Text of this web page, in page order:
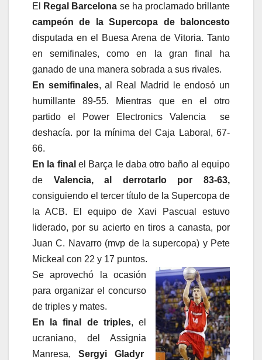
El Regal Barcelona se ha proclamado brillante
campeón de la Supercopa de baloncesto
disputada en el Buesa Arena de Vitoria. Tanto
en semifinales, como en la gran final ha
ganado de una manera sobrada a sus rivales.
En semifinales, al Real Madrid le endosó un
humillante 89-55. Mientras que en el otro
partido el Power Electronics Valencia se
deshacía. por la mínima del Caja Laboral, 67-
66.
En la final el Barça le daba otro baño al equipo
de Valencia, al derrotarlo por 83-63,
consiguiendo el tercer título de la Supercopa de
la ACB. El equipo de Xavi Pascual estuvo
liderado, por su acierto en tiros a canasta, por
Juan C. Navarro (mvp de la supercopa) y Pete
Mickeal con 22 y 17 puntos.
Se aprovechó la ocasión
para organizar el concurso
de triples y mates.
En la final de triples, el
ucraniano, del Assignia
Manresa, Sergyi Gladyr